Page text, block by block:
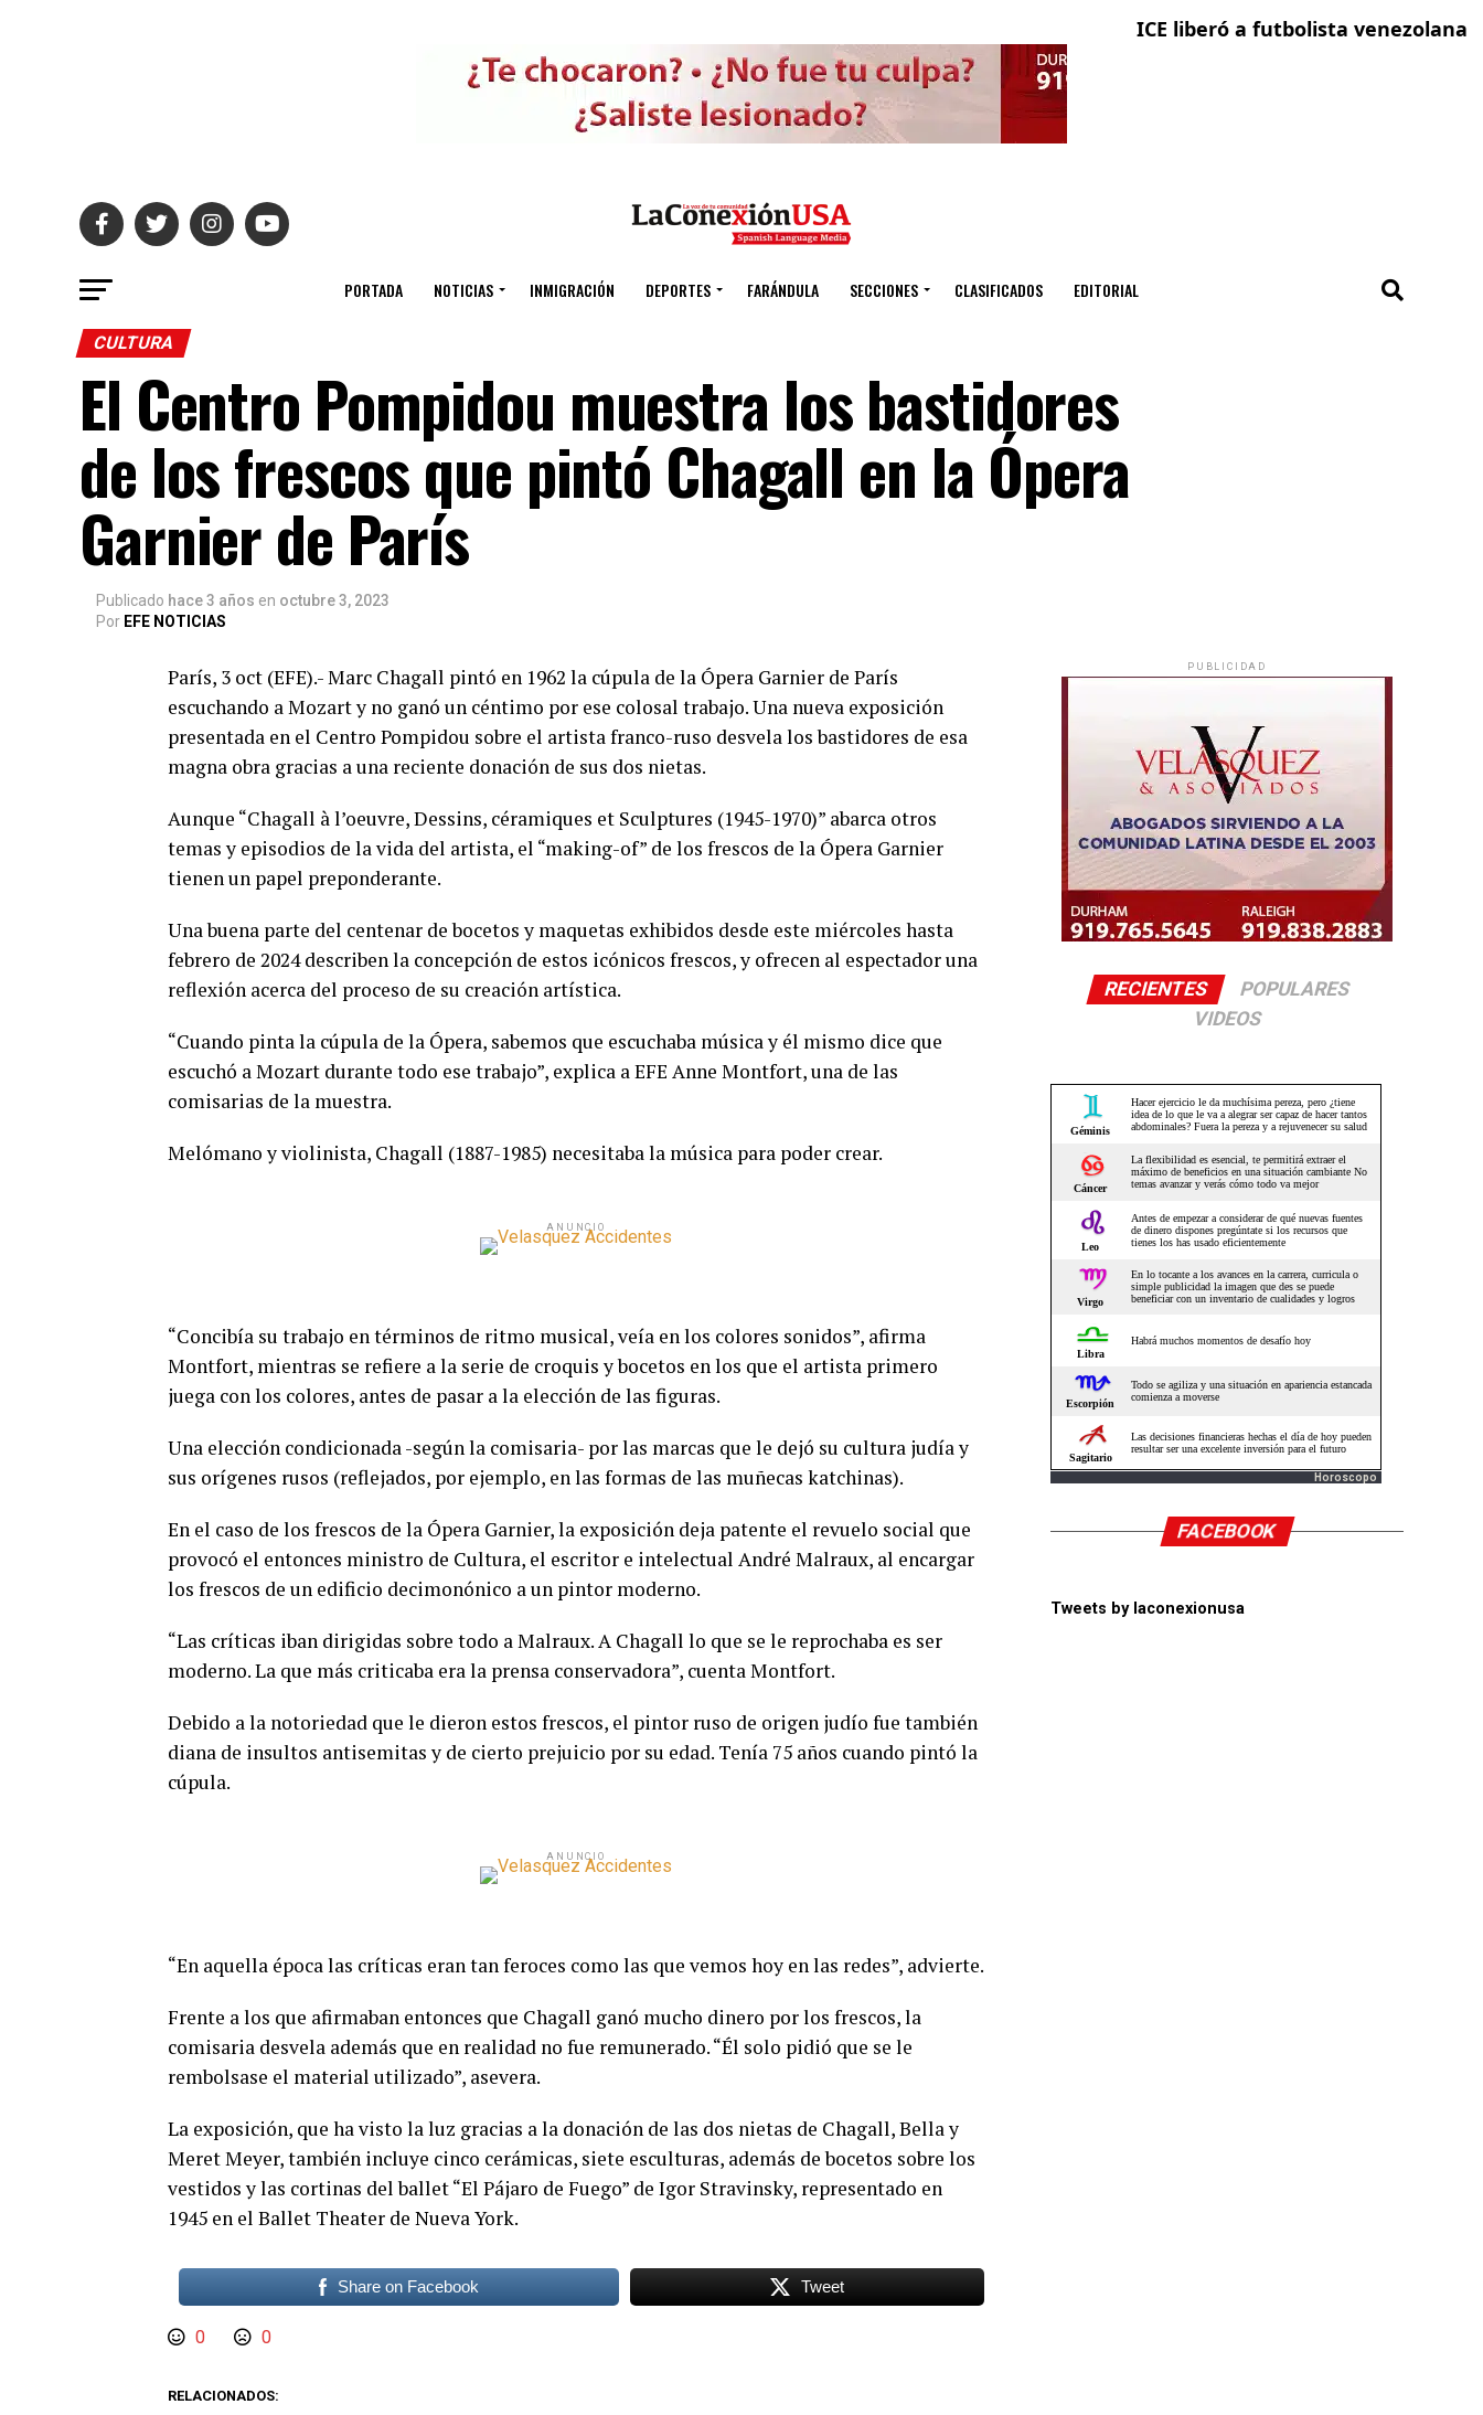
ICE liberó a futbolista venezolana con
La
PORTADA NOTICIAS INMIGRACIÓN DEPORTES FARÁNDULA SECCIONES CLASIFICADOS EDITORIAL
CULTURA
El Centro Pompidou muestra los bastidores
de los frescos que pintó Chagall en la Ópera
Garnier de París
Publicado hace 3 años en octubre 3, 2023
Por EFE NOTICIAS
París, 3 oct (EFE).- Marc Chagall pintó en 1962 la cúpula de la Ópera Garnier de París
escuchando a Mozart y no ganó un céntimo por ese colosal trabajo. Una nueva exposición
presentada en el Centro Pompidou sobre el artista franco-ruso desvela los bastidores de esa
magna obra gracias a una reciente donación de sus dos nietas.
Aunque “Chagall à l’oeuvre, Dessins, céramiques et Sculptures (1945-1970)” abarca otros
temas y episodios de la vida del artista, el “making-of” de los frescos de la Ópera Garnier
tienen un papel preponderante.
Una buena parte del centenar de bocetos y maquetas exhibidos desde este miércoles hasta
febrero de 2024 describen la concepción de estos icónicos frescos, y ofrecen al espectador una
reflexión acerca del proceso de su creación artística.
“Cuando pinta la cúpula de la Ópera, sabemos que escuchaba música y él mismo dice que
escuchó a Mozart durante todo ese trabajo”, explica a EFE Anne Montfort, una de las
comisarias de la muestra.
Melómano y violinista, Chagall (1887-1985) necesitaba la música para poder crear.
ANUNCIO
“Concibía su trabajo en términos de ritmo musical, veía en los colores sonidos”, afirma
Montfort, mientras se refiere a la serie de croquis y bocetos en los que el artista primero
juega con los colores, antes de pasar a la elección de las figuras.
Una elección condicionada -según la comisaria- por las marcas que le dejó su cultura judía y
sus orígenes rusos (reflejados, por ejemplo, en las formas de las muñecas katchinas).
En el caso de los frescos de la Ópera Garnier, la exposición deja patente el revuelo social que
provocó el entonces ministro de Cultura, el escritor e intelectual André Malraux, al encargar
los frescos de un edificio decimonónico a un pintor moderno.
“Las críticas iban dirigidas sobre todo a Malraux. A Chagall lo que se le reprochaba es ser
moderno. La que más criticaba era la prensa conservadora”, cuenta Montfort.
Debido a la notoriedad que le dieron estos frescos, el pintor ruso de origen judío fue también
diana de insultos antisemitas y de cierto prejuicio por su edad. Tenía 75 años cuando pintó la
cúpula.
ANUNCIO
“En aquella época las críticas eran tan feroces como las que vemos hoy en las redes”, advierte.
Frente a los que afirmaban entonces que Chagall ganó mucho dinero por los frescos, la
comisaria desvela además que en realidad no fue remunerado. “Él solo pidió que se le
rembolsase el material utilizado”, asevera.
La exposición, que ha visto la luz gracias a la donación de las dos nietas de Chagall, Bella y
Meret Meyer, también incluye cinco cerámicas, siete esculturas, además de bocetos sobre los
vestidos y las cortinas del ballet “El Pájaro de Fuego” de Igor Stravinsky, representado en
1945 en el Ballet Theater de Nueva York.
Share on Facebook Tweet
0 0
RELACIONADOS:
PUBLICIDAD
RECIENTES
POPULARES
VIDEOS
Horoscopo
FACEBOOK
Tweets by laconexionusa